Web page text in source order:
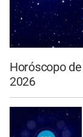
Horóscopo
2026